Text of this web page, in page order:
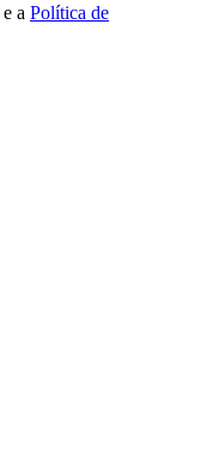
e a Política de